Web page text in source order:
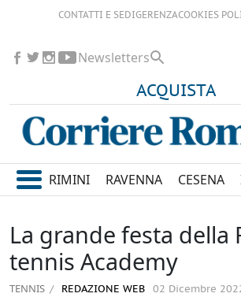
CONTATTI E SEDIGERENZACOOKIES
ACQUISTA
Newsletters
RIMINI RAVENNA CESENA
La grande festa della
tennis Academy
TENNIS REDAZIONE WEB 02 Dicembre